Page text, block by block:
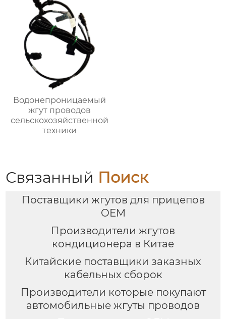
Водонепроницаемый
жгут проводов
сельскохозяйственной
техники
Связанный Поиск
Поставщики жгутов для прицепов
OEM
Производители жгутов
кондиционера в Китае
Китайские поставщики заказных
кабельных сборок
Производители которые покупают
автомобильные жгуты проводов